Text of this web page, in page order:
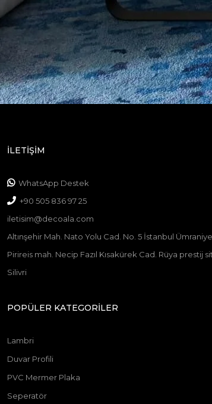
İLETİŞİM
WhatsApp Destek
+90 505 836 97 25
iletisim@decoala.com
Altınşehir Mah. Nato Yolu Cad. No. 5 İstanbul Ümraniye
Pirireis mah. Necip Fazıl Kısakürek Cad. Rüya prestij
Silivri
POPÜLER KATEGORİLER
Lambri
Duvar Profili
PVC Mermer Plaka
Seperatör